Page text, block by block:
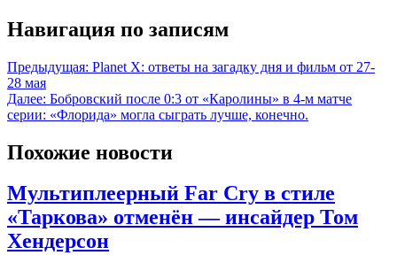
Навигация по записям
Предыдущая: Planet X: ответы на загадку дня и фильм от 27-
28 мая
Далее: Бобровский после 0:3 от «Каролины» в 4-м матче
серии: «Флорида» могла сыграть лучше, конечно.
Похожие новости
Мультиплеерный Far Cry в стиле
«Таркова» отменён — инсайдер Том
Хендерсон